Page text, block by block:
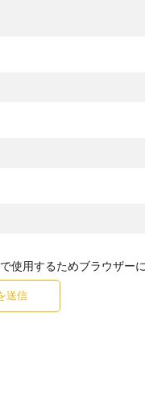
使用するためブラウザー